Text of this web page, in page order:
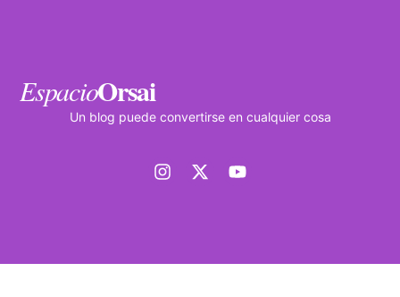
EspacioOrsai
Un blog puede convertirse en cualquier cosa